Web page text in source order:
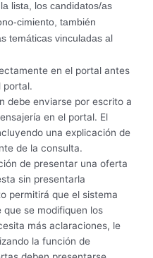
lista, los candidatos/as
cimiento, también
temáticas vinculadas al
en el portal antes
portal.
debe enviarse por escrito a
en el portal. El
una explicación de
de la consulta.
de presentar una oferta
sin presentarla
permitirá que el sistema
se modifiquen los
más aclaraciones, le
la función de